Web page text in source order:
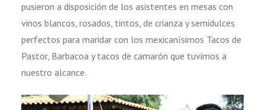
pusieron a disposición de los asistentes en mesas con
vinos blancos, rosados, tintos, de crianza y semidulces
perfectos para maridar con los mexicanísimos Tacos de
Pastor, Barbacoa y tacos de camarón que tuvimos a
nuestro alcance.